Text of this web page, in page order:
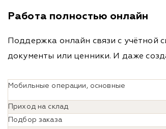
Работа полностью онлайн
Поддержка онлайн связи с учётной
документы или ценники. И даже
Мобильные операции, основные
Приход на склад
Подбор заказа